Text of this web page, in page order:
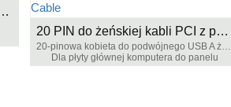
do USB-C PCI Baffle
20 PIN do żeńskiej kabli PCI z podwójną przegrodą A
20-pinowa kobieta do podwójnego USB A żeńska
Dla płyty głównej komputera do panelu